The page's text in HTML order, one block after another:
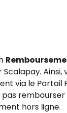
via le Portail
pas
hors ligne.